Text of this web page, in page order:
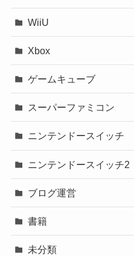
WiiU
Xbox
ゲームキューブ
スーパーファミコン
ニンテンドースイッチ
ニンテンドースイッチ2
ブログ運営
書籍
未分類